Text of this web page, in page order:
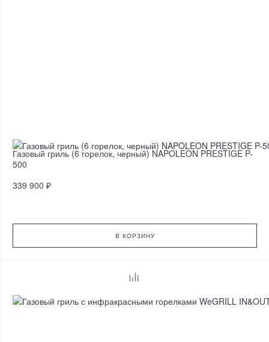
Газовый гриль (6 горелок, черный) NAPOLEON PRESTIGE P-
500
339 900 ₽
В КОРЗИНУ